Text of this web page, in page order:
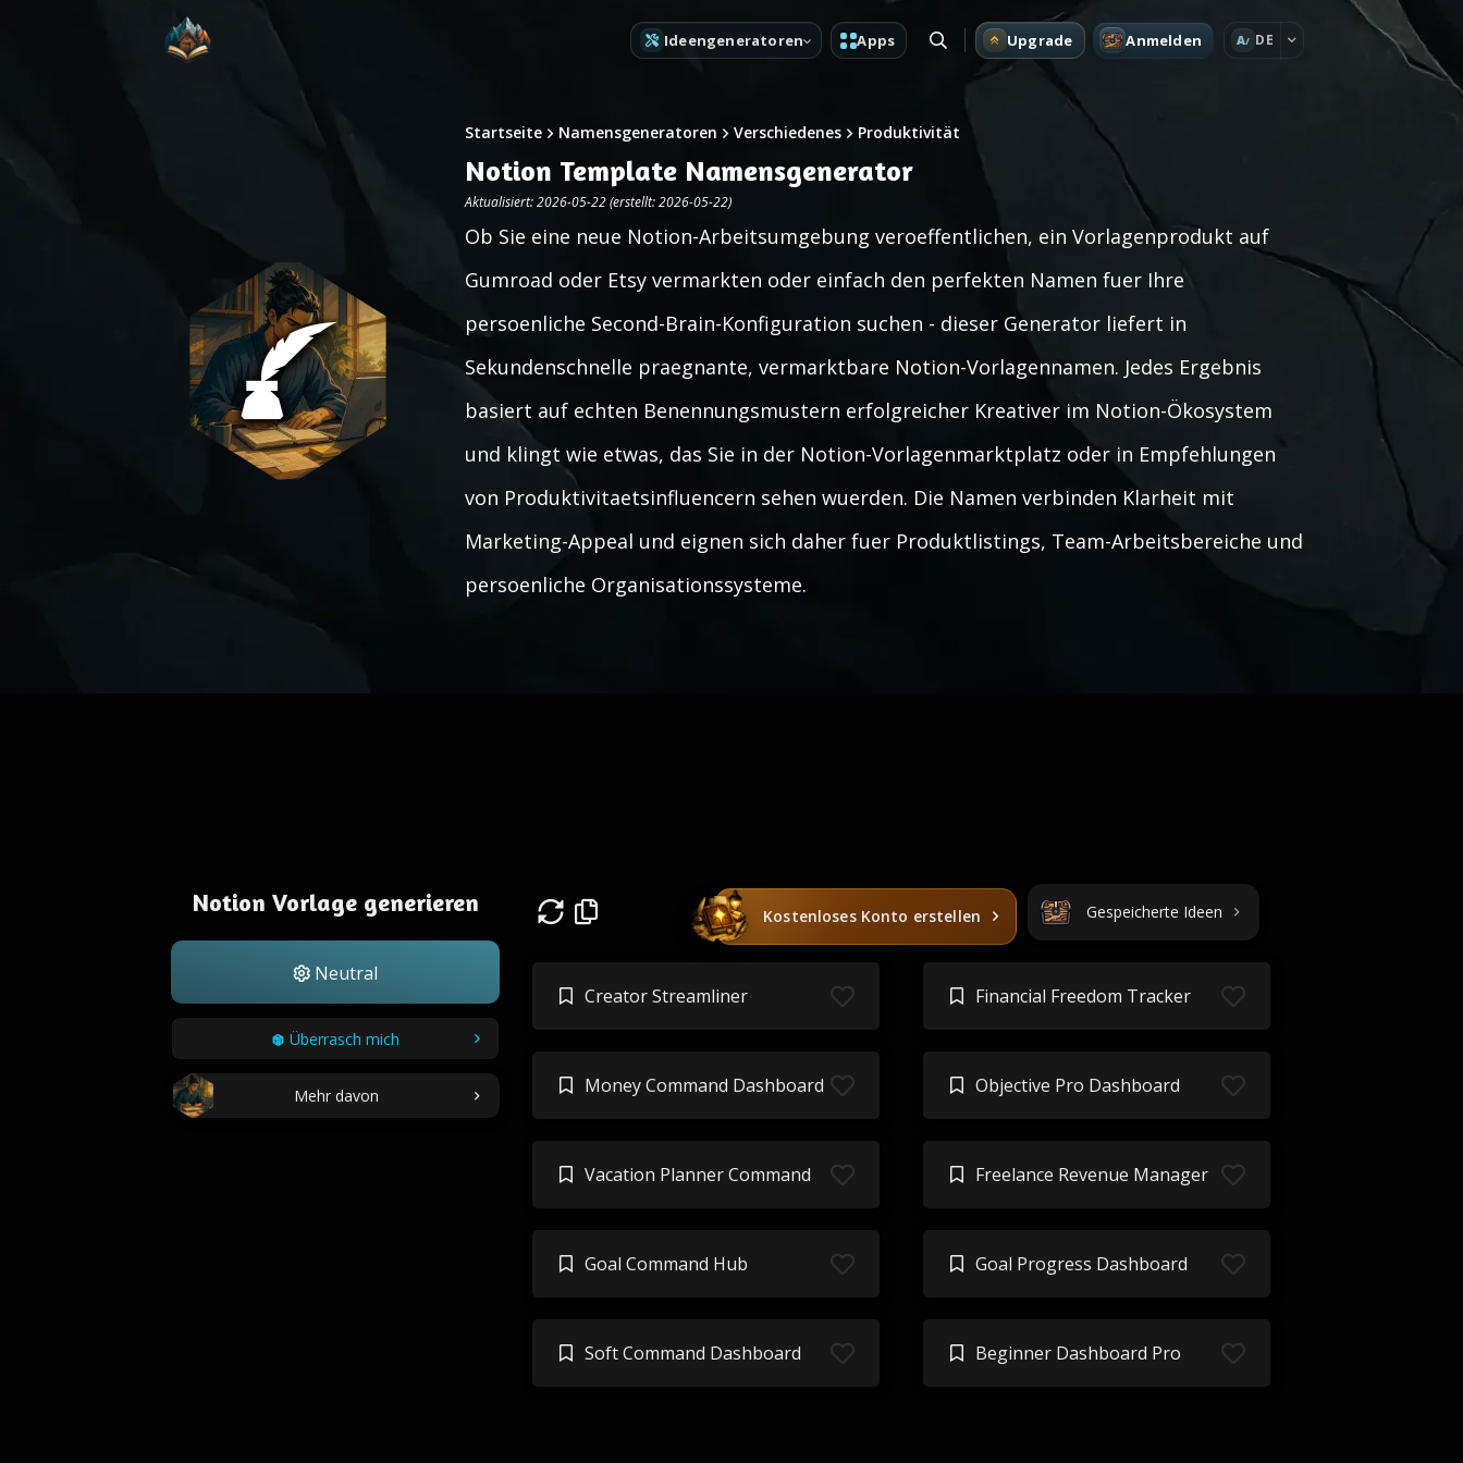
Ideengeneratoren Apps Upgrade Anmelden A DE
Startseite Namensgeneratoren Verschiedenes Produktivität
Notion Template Namensgenerator
Aktualisiert: 2026-05-22 (erstellt: 2026-05-22)
Ob Sie eine neue Notion-Arbeitsumgebung veroeffentlichen, ein Vorlagenprodukt auf
Gumroad oder Etsy vermarkten oder einfach den perfekten Namen fuer Ihre
persoenliche Second-Brain-Konfiguration suchen - dieser Generator liefert in
Sekundenschnelle praegnante, vermarktbare Notion-Vorlagennamen. Jedes Ergebnis
basiert auf echten Benennungsmustern erfolgreicher Kreativer im Notion-Ökosystem
und klingt wie etwas, das Sie in der Notion-Vorlagenmarktplatz oder in Empfehlungen
von Produktivitaetsinfluencern sehen wuerden. Die Namen verbinden Klarheit mit
Marketing-Appeal und eignen sich daher fuer Produktlistings, Team-Arbeitsbereiche und
persoenliche Organisationssysteme.
Notion Vorlage generieren
Neutral
Überrasch mich
Mehr davon
Kostenloses Konto erstellen Gespeicherte Ideen
Creator Streamliner Financial Freedom Tracker
Money Command Dashboard Objective Pro Dashboard
Vacation Planner Command Freelance Revenue Manager
Goal Command Hub Goal Progress Dashboard
Soft Command Dashboard Beginner Dashboard Pro